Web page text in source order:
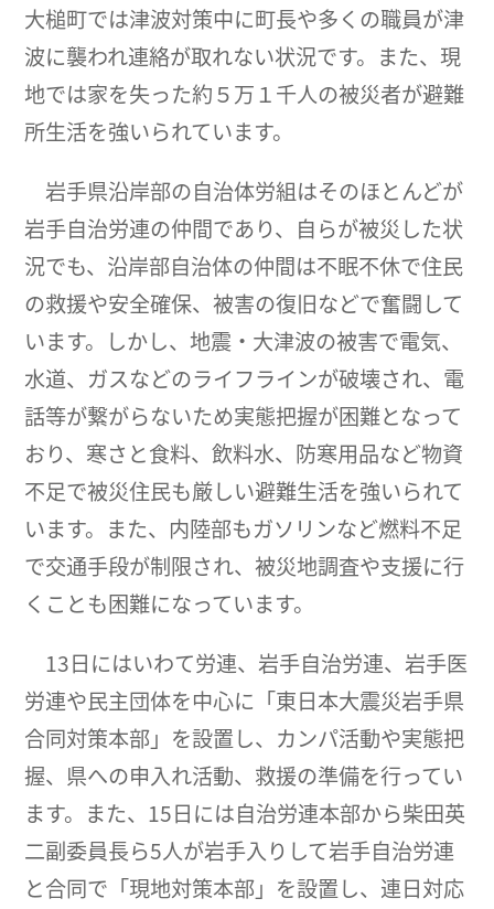
大槌町では津波対策中に町長や多くの職員が津
波に襲われ連絡が取れない状況です。また、現
地では家を失った約５万１千人の被災者が避難
所生活を強いられています。
岩手県沿岸部の自治体労組はそのほとんどが
岩手自治労連の仲間であり、自らが被災した状
況でも、沿岸部自治体の仲間は不眠不休で住民
の救援や安全確保、被害の復旧などで奮闘して
います。しかし、地震・大津波の被害で電気、
水道、ガスなどのライフラインが破壊され、電
話等が繋がらないため実態把握が困難となって
おり、寒さと食料、飲料水、防寒用品など物資
不足で被災住民も厳しい避難生活を強いられて
います。また、内陸部もガソリンなど燃料不足
で交通手段が制限され、被災地調査や支援に行
くことも困難になっています。
13日にはいわて労連、岩手自治労連、岩手医
労連や民主団体を中心に「東日本大震災岩手県
合同対策本部」を設置し、カンパ活動や実態把
握、県への申入れ活動、救援の準備を行ってい
ます。また、15日には自治労連本部から柴田英
二副委員長ら5人が岩手入りして岩手自治労連
と合同で「現地対策本部」を設置し、連日対応